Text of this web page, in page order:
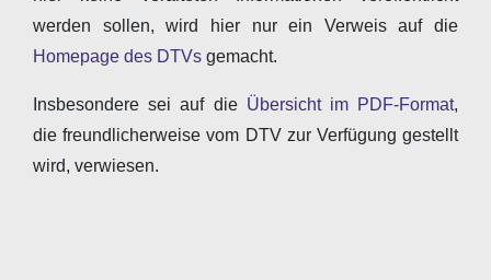
werden sollen, wird hier nur ein Verweis auf die
Homepage des DTVs gemacht.
Insbesondere sei auf die Übersicht im PDF-Format,
die freundlicherweise vom DTV zur Verfügung gestellt
wird, verwiesen.